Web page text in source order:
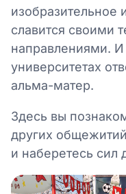
изобразительное
славится своими
направлениями. И
университетах
альма-матер.
Здесь вы
других
и наберетесь сил